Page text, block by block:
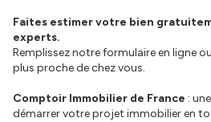
Faites estimer votre bien
experts.
Remplissez notre formulaire en ligne
plus proche de chez vous.
Comptoir Immobilier de France :
démarrer votre projet immobilier en